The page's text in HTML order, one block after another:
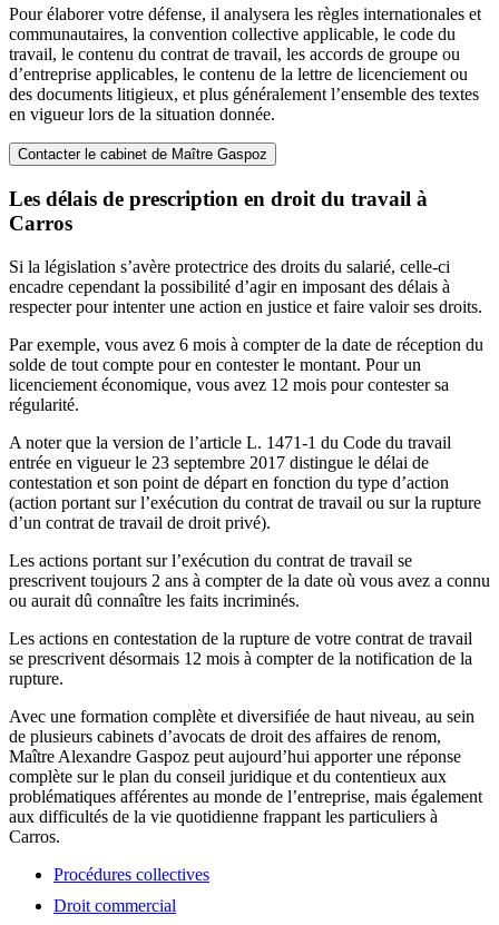
Pour élaborer votre défense, il analysera les règles internationales et
communautaires, la convention collective applicable, le code du
travail, le contenu du contrat de travail, les accords de groupe ou
d’entreprise applicables, le contenu de la lettre de licenciement ou
des documents litigieux, et plus généralement l’ensemble des textes
en vigueur lors de la situation donnée.
Contacter le cabinet de Maître Gaspoz
Les délais de prescription en droit du travail à
Carros
Si la législation s’avère protectrice des droits du salarié, celle-ci
encadre cependant la possibilité d’agir en imposant des délais à
respecter pour intenter une action en justice et faire valoir ses droits.
Par exemple, vous avez 6 mois à compter de la date de réception du
solde de tout compte pour en contester le montant. Pour un
licenciement économique, vous avez 12 mois pour contester sa
régularité.
A noter que la version de l’article L. 1471-1 du Code du travail
entrée en vigueur le 23 septembre 2017 distingue le délai de
contestation et son point de départ en fonction du type d’action
(action portant sur l’exécution du contrat de travail ou sur la rupture
d’un contrat de travail de droit privé).
Les actions portant sur l’exécution du contrat de travail se
prescrivent toujours 2 ans à compter de la date où vous avez a connu
ou aurait dû connaître les faits incriminés.
Les actions en contestation de la rupture de votre contrat de travail
se prescrivent désormais 12 mois à compter de la notification de la
rupture.
Avec une formation complète et diversifiée de haut niveau, au sein
de plusieurs cabinets d’avocats de droit des affaires de renom,
Maître Alexandre Gaspoz peut aujourd’hui apporter une réponse
complète sur le plan du conseil juridique et du contentieux aux
problématiques afférentes au monde de l’entreprise, mais également
aux difficultés de la vie quotidienne frappant les particuliers à
Carros.
Procédures collectives
Droit commercial